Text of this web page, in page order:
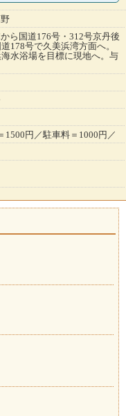
ら国道176号・312号京丹後
178号で久美浜湾方面へ。
水浴場を目標に現地へ。与
1500円／駐車料＝1000円／